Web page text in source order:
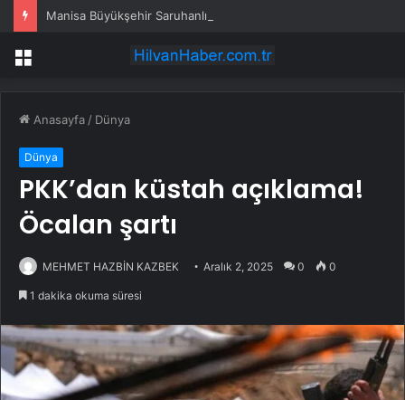
Menü
Anasayfa / Dünya
Dünya
PKK’dan küstah açıklama!
Öcalan şartı
MEHMET HAZBİN KAZBEK Aralık 2, 2025 0 0
1 dakika okuma süresi